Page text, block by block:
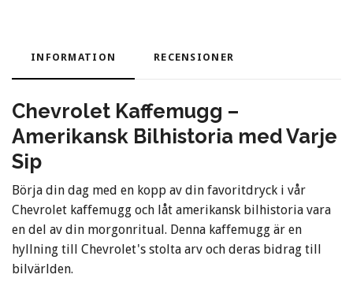
INFORMATION RECENSIONER
Chevrolet Kaffemugg –
Amerikansk Bilhistoria med Varje
Sip
Börja din dag med en kopp av din favoritdryck i vår
Chevrolet kaffemugg och låt amerikansk bilhistoria vara
en del av din morgonritual. Denna kaffemugg är en
hyllning till Chevrolet's stolta arv och deras bidrag till
bilvärlden.